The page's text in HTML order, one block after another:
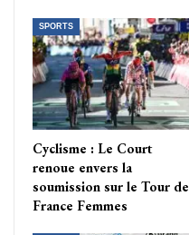
SPORTS
Cyclisme : Le Court
renoue envers la
soumission sur le Tour de
France Femmes